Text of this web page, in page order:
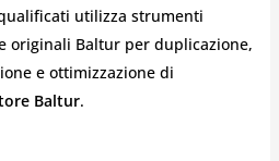
utilizza strumenti
originali Baltur per duplicazione,
e ottimizzazione di
Baltur.